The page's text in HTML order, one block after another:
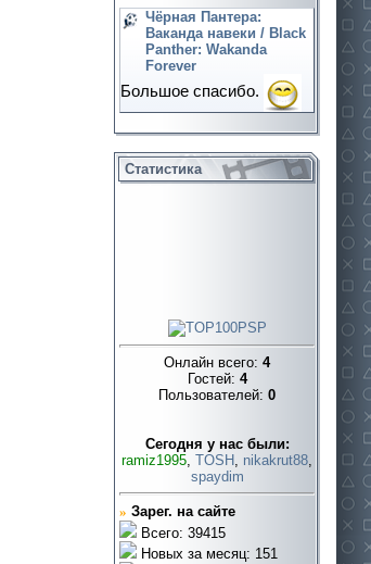
Чёрная Пантера:
Ваканда навеки / Black
Panther: Wakanda
Forever
Большое спасибо.
Статистика
Онлайн всего: 4
Гостей: 4
Пользователей: 0
Cегодня у нас были:
ramiz1995, TOSH , nikakrut88,
spaydim
» Зарег. на сайте
Всего: 39415
Новых за месяц: 151